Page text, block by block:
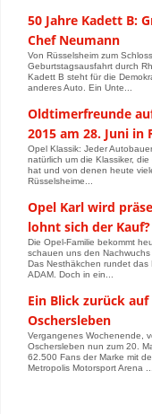
50 Jahre Kadett B:
Chef Neumann
Von Rüsselsheim zum
Geburtstagsausfahrt durch
Kadett B steht für die
anderes Auto. Ein Unte...
Oldtimerfreunde
2015 am 28. Juni in
Opel Klassik: Jeder
natürlich um die Klassiker,
hat und von denen heute
Rüsselsheime...
Opel Karl wird
lohnt sich der Kauf?
Die Opel-Familie bekommt
schauen uns den Nachwuchs
Das Nesthäkchen rundet
ADAM. Doch in ein...
Ein Blick zurück
Oschersleben
Vergangenes Wochenende,
Oschersleben nun zum 20.
62.500 Fans der Marke mit
Metropolis Motorsport Arena ...